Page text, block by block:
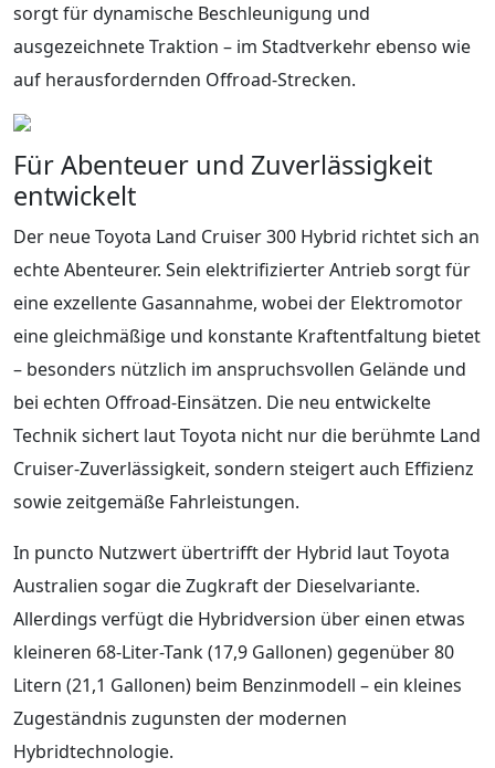
sorgt für dynamische Beschleunigung und
ausgezeichnete Traktion – im Stadtverkehr ebenso wie
auf herausfordernden Offroad-Strecken.
Für Abenteuer und Zuverlässigkeit
entwickelt
Der neue Toyota Land Cruiser 300 Hybrid richtet sich an
echte Abenteurer. Sein elektrifizierter Antrieb sorgt für
eine exzellente Gasannahme, wobei der Elektromotor
eine gleichmäßige und konstante Kraftentfaltung bietet
– besonders nützlich im anspruchsvollen Gelände und
bei echten Offroad-Einsätzen. Die neu entwickelte
Technik sichert laut Toyota nicht nur die berühmte Land
Cruiser-Zuverlässigkeit, sondern steigert auch Effizienz
sowie zeitgemäße Fahrleistungen.
In puncto Nutzwert übertrifft der Hybrid laut Toyota
Australien sogar die Zugkraft der Dieselvariante.
Allerdings verfügt die Hybridversion über einen etwas
kleineren 68-Liter-Tank (17,9 Gallonen) gegenüber 80
Litern (21,1 Gallonen) beim Benzinmodell – ein kleines
Zugeständnis zugunsten der modernen
Hybridtechnologie.